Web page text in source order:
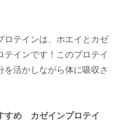
テインは、ホエイとカゼ
インです！このプロテイ
活かしながら体に吸収さ
すめ カゼインプロテイ